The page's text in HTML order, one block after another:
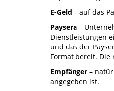
E-Geld – auf das
Paysera –
Dienstleistungen
und das der
Format bereit. Die
Empfänger –
angegeben ist.